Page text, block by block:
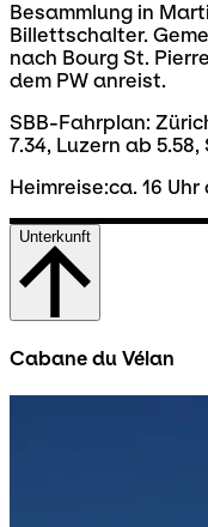
Besammlung in
Billettschalter.
nach Bourg St.
dem PW anreist.
SBB-Fahrplan:
7.34, Luzern ab
Heimreise:ca. 16
Unterkunft
Cabane du Vélan